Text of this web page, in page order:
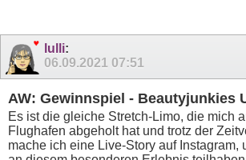
lulli:
06.09.2021 07:51
AW: Gewinnspiel - Beautyjunkies
Es ist die gleiche Stretch-Limo, die mich
Flughafen abgeholt hat und trotz der
mache ich eine Live-Story auf Instagram,